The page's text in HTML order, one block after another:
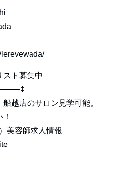
lerevewada/
スト募集中
越店のサロン見学可能。
美容師求人情報